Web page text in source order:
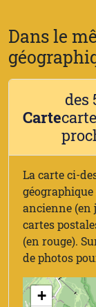
Dans le
Carte
des
La carte ci-
ancienne (en
cartes
(en rouge).
de photos
+